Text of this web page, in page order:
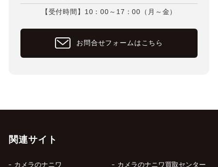
【受付時間】10：00～17：00（月～金）
お問合せフォームはこちら
関連サイト
カメラのナニワ カメラのナニワ買取センター